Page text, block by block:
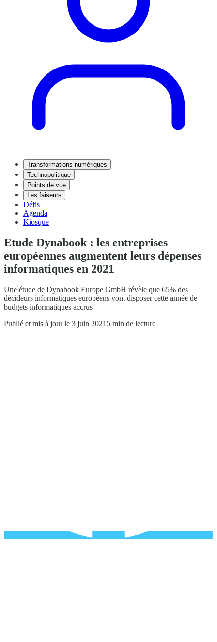
Transformations numériques
Technopolitique
Points de vue
Les faiseurs
Défis
Agenda
Kiosque
Etude Dynabook : les entreprises
européennes augmentent leurs dépenses
informatiques en 2021
Une étude de Dynabook Europe GmbH révèle que 65% des
décideurs informatiques européens vont disposer cette année de
budgets informatiques accrus
Publié et mis à jour le 3 juin 2021 5 min de lecture